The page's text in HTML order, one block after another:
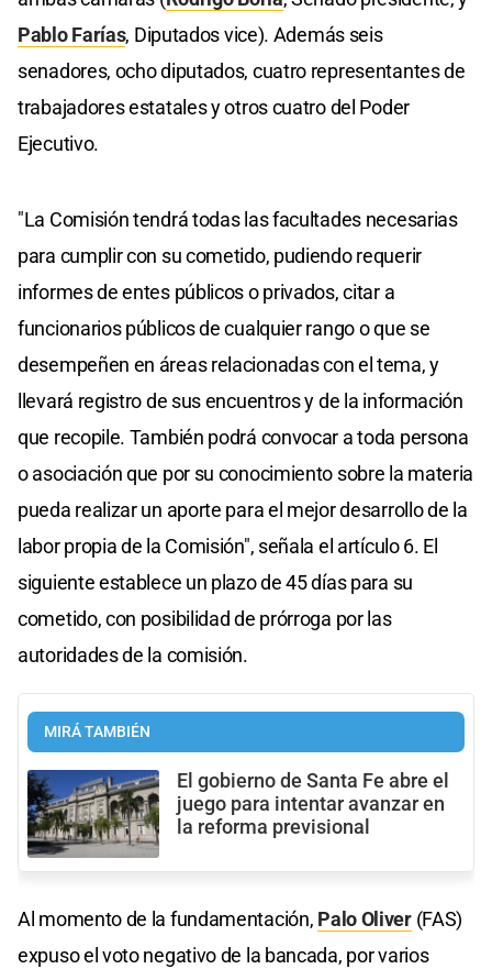
Pablo Farías, Diputados vice). Además seis
senadores, ocho diputados, cuatro representantes de
trabajadores estatales y otros cuatro del Poder
Ejecutivo.
"La Comisión tendrá todas las facultades necesarias
para cumplir con su cometido, pudiendo requerir
informes de entes públicos o privados, citar a
funcionarios públicos de cualquier rango o que se
desempeñen en áreas relacionadas con el tema, y
llevará registro de sus encuentros y de la información
que recopile. También podrá convocar a toda persona
o asociación que por su conocimiento sobre la materia
pueda realizar un aporte para el mejor desarrollo de la
labor propia de la Comisión", señala el artículo 6. El
siguiente establece un plazo de 45 días para su
cometido, con posibilidad de prórroga por las
autoridades de la comisión.
MIRÁ TAMBIÉN
El gobierno de Santa Fe abre el
juego para intentar avanzar en
la reforma previsional
Al momento de la fundamentación, Palo Oliver(FAS)
expuso el voto negativo de la bancada, por varios